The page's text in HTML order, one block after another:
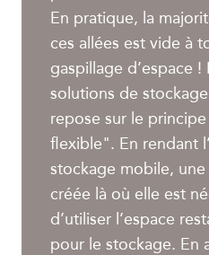
En pratique, la
ces allées est vide à
gaspillage d’espace
solutions de
repose sur le
flexible". En rendant
stockage mobile,
créée là où elle est
d’utiliser l’espace
pour le stockage. En